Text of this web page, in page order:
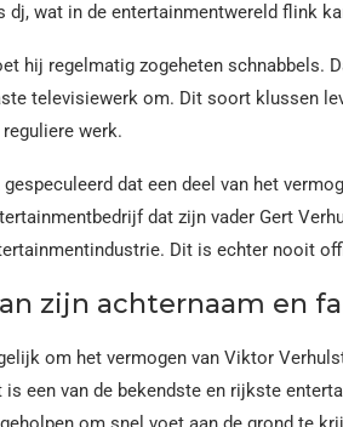
dj, wat in de entertainmentwereld flink
hij regelmatig zogeheten schnabbels.
televisiewerk om. Dit soort klussen
werk.
dat een deel van het
dat zijn vader Gert
Dit is echter nooit
zijn achternaam en
om het vermogen van Viktor
is een van de bekendste en rijkste